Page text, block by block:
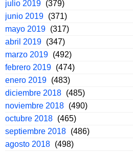
julio 2019 (379)
junio 2019 (371)
mayo 2019 (317)
abril 2019 (347)
marzo 2019 (492)
febrero 2019 (474)
enero 2019 (483)
diciembre 2018 (485)
noviembre 2018 (490)
octubre 2018 (465)
septiembre 2018 (486)
agosto 2018 (498)